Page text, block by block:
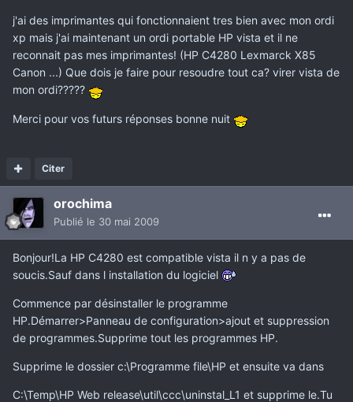
j'ai des imprimantes qui fonctionnaient tres bien avec mon ordi
xp mais j'ai maintenant un ordi portable HP vista et il ne
reconnait pas mes imprimantes! (HP C4280 Lexmarck X85
Canon ...) Que dois je faire pour resoudre tout ca? virer vista de
mon ordi?????
Merci pour vos futurs réponses bonne nuit
Citer
orochima
Publié le 30 mai 2009
Bonjour!La HP C4280 est compatible vista il n y a pas de
soucis.Sauf dans l installation du logiciel
Commence par désinstaller le programme
HP.Démarrer>Panneau de configuration>ajout et suppression
de programmes.Supprime tout les programmes HP.
Supprime le dossier c:\Programme file\HP et ensuite va dans
C:\Temp\HP Web release\util\ccc\uninstal_L1 et supprime le.Tu